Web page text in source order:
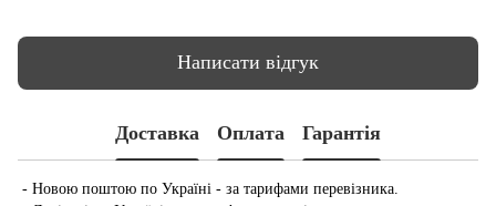
Написати відгук
Доставка Оплата Гарантія
- Новою поштою по Україні - за тарифами перевізника.